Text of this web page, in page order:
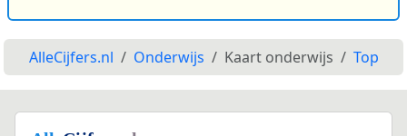
AlleCijfers.nl Onderwijs Kaart onderwijs Top